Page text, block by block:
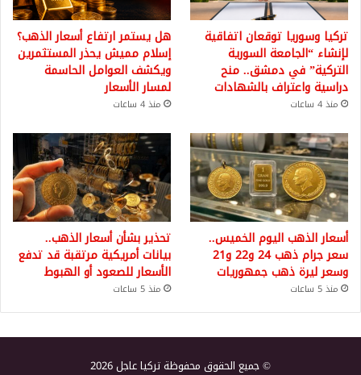
تركيا وسوريا توقعان اتفاقية
لإنشاء “الجامعة السورية
التركية” في دمشق.. منح
دراسية واعتراف بالشهادات
منذ 4 ساعات
هل يستمر ارتفاع أسعار الذهب؟
إسلام مميش يحذر المستثمرين
ويكشف العوامل الحاسمة
لمسار الأسعار
منذ 4 ساعات
أسعار الذهب اليوم الخميس..
سعر جرام ذهب 24 و22 و21
وسعر ليرة ذهب جمهوريات
منذ 5 ساعات
تحذير بشأن أسعار الذهب..
بيانات أمريكية مرتقبة قد تدفع
الأسعار للصعود أو الهبوط
منذ 5 ساعات
© جميع الحقوق محفوظة تركيا عاجل 2026